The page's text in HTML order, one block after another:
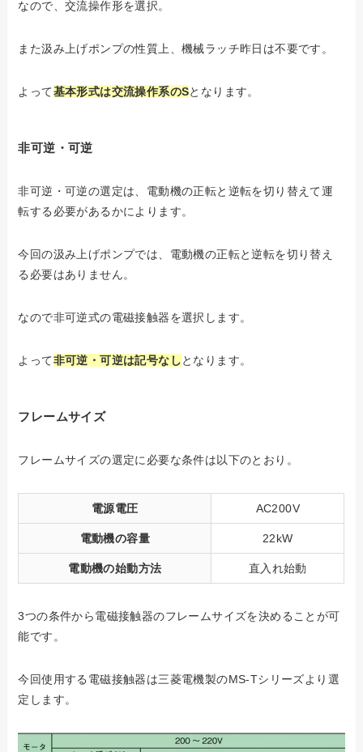
なので、交流操作形を選択。
また汲み上げポンプの性質上、機械ラッチ昨日は不要です。
よって基本形式は交流操作系のSとなります。
非可逆・可逆
非可逆・可逆の選定は、電動機の正転と逆転を切り替えて運
転する必要があるかによります。
今回の汲み上げポンプでは、電動機の正転と逆転を切り替え
る必要はありません。
なので非可逆式の電磁接触器を選択します。
よって非可逆・可逆は記号なしとなります。
フレームサイズ
フレームサイズの選定に必要な条件は以下のとおり。
電源電圧 AC200V
電動機の容量 22kW
電動機の始動方法 直入れ始動
3つの条件から電磁接触器のフレームサイズを決めることが可
能です。
今回使用する電磁接触器は三菱電機製のMS-Tシリーズより選
定します。